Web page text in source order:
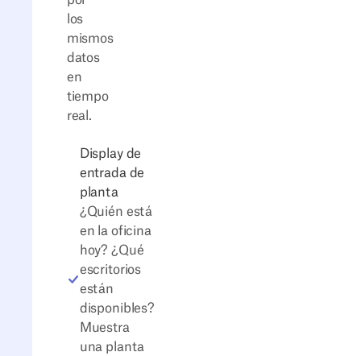
los
mismos
datos
en
tiempo
real.
Display de
entrada de
planta
¿Quién está
en la oficina
hoy? ¿Qué
escritorios
están
disponibles?
Muestra
una planta